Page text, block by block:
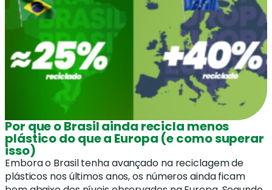
Por que o Brasil ainda recicla menos
plástico do que a Europa (e como superar
isso)
Embora o Brasil tenha avançado na reciclagem de
plásticos nos últimos anos, os números ainda ficam